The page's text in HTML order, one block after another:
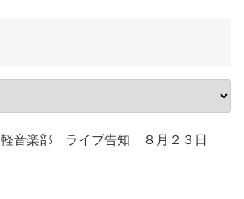
軽音楽部 ライブ告知 ８月２３日